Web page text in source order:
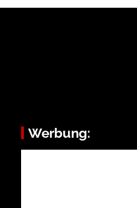
Werbung: